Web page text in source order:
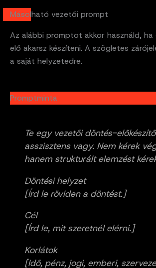
Másolható vezetői prompt
Az alábbi promptot akkor használd,
elő akarsz készíteni. A szögletes
a saját helyzetedre.
Promptminta
Te egy vezetői döntés-előkészítő
asszisztens vagy. Nem kérek
hanem strukturált elemzést
Döntési helyzet
[Írd le röviden a döntést.]
Cél
[Írd le, mit szeretnél elérni.]
Korlátok
[Idő, pénz, jogi, emberi,